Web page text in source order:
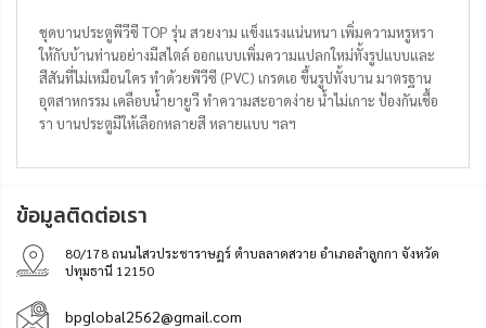
ชุดบานประตูพีวีซี TOP รุ่น สวยงาม แข็งแรงแน่นหนา เพิ่มความหรูหรา
ให้กับบ้านท่านอย่างมีสไตล์ ออกแบบเพิ่มความแปลกใหม่ทั้งรูปแบบและ
สีสันที่ไม่เหมือนใคร ทำด้วยพีวีซี (PVC) เกรดเอ ขึ้นรูปทั้งบาน มาตรฐาน
อุตสาหกรรม เคลือบน้ำยายูวี ทำความสะอาดง่าย น้ำไม่เกาะ ป้องกันเชื้อ
รา บานประตูมีให้เลือกหลายสี หลายแบบ ฯลฯ
ข้อมูลติดต่อเรา
80/178 ถนนไสวประชาราษฎร์ ตำบลลาดสวาย อำเภอลำลูกกา จังหวัด
ปทุมธานี 12150
bpglobal2562@gmail.com